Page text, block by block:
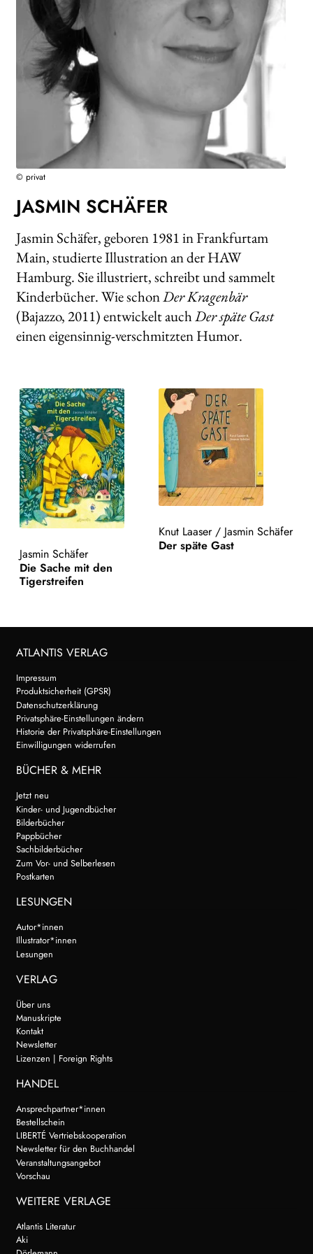
WEITERE VERLAGE
Search:
© privat
JASMIN SCHÄFER
Jasmin Schäfer, geboren 1981 in Frankfurtam
Main, studierte Illustration an der HAW
Hamburg. Sie illustriert, schreibt und sammelt
Kinderbücher. Wie schonDer Kragenbär
(Bajazzo, 2011) entwickelt auchDer späte Gast
einen eigensinnig-verschmitzten Humor.
Jasmin Schäfer
Die Sache mit den
Tigerstreifen
Knut Laaser/ Jasmin Schäfer
Der späte Gast
ATLANTIS VERLAG
Impressum
Produktsicherheit (GPSR)
Datenschutzerklärung
Privatsphäre-Einstellungen ändern
Historie der Privatsphäre-Einstellungen
Einwilligungen widerrufen
BÜCHER & MEHR
Jetzt neu
Kinder- und Jugendbücher
Bilderbücher
Pappbücher
Sachbilderbücher
Zum Vor- und Selberlesen
Postkarten
LESUNGEN
Autor*innen
Illustrator*innen
Lesungen
VERLAG
Über uns
Manuskripte
Kontakt
Newsletter
Lizenzen | Foreign Rights
HANDEL
Ansprechpartner*innen
Bestellschein
LIBERTÉ Vertriebskooperation
Newsletter für den Buchhandel
Veranstaltungsangebot
Vorschau
WEITERE VERLAGE
Atlantis Literatur
Aki